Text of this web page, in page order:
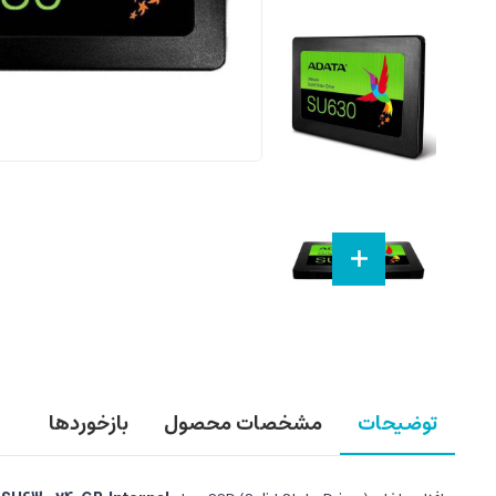
توضیحات مشخصات محصول بازخوردها